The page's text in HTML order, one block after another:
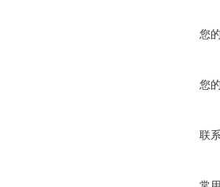
您
您
联